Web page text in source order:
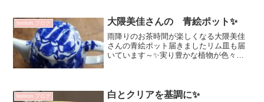
27（火）臨時休業7/28（水）29（木）
定...
bonton.ブログ 大隈美佳さんの 青絵ポット✨
雨降りのお茶時間が楽しくなる大隈美佳
さんの青絵ポット届きましたリム皿も届
いています～✨実り豊かな植物が色々と
みながら眺めて 色々と空...
bonton.ブログ 白とクリアを基調に✨